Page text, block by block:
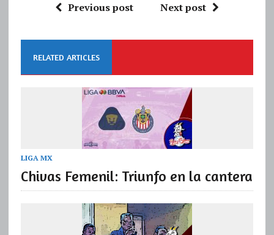
Previous post Next post
RELATED ARTICLES
LIGA MX
Chivas Femenil: Triunfo en la cantera